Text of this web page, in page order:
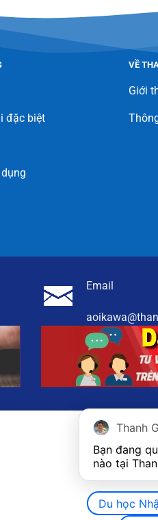
đặc biệt
VỀ
Giới
Email
Thanh
Bạn đang
nào tại
Du học